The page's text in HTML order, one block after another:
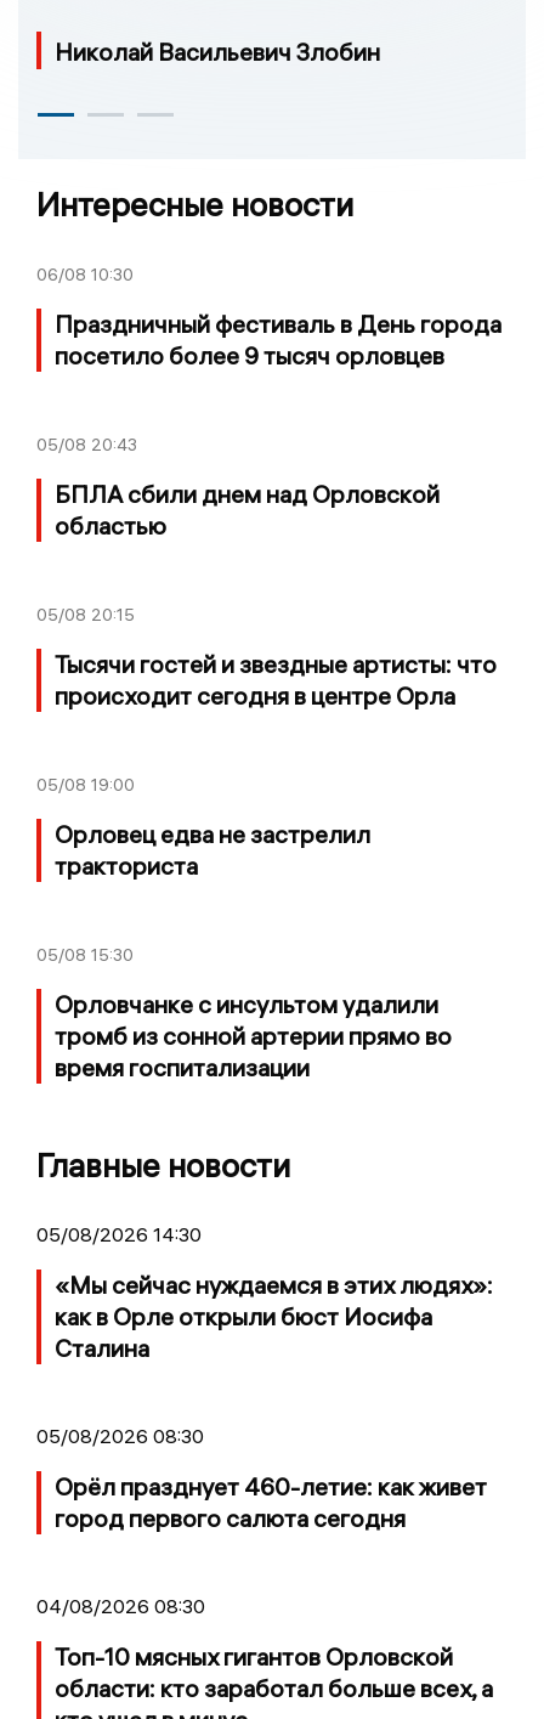
Николай Васильевич Злобин
Интересные новости
06/08 10:30
Праздничный фестиваль в День города
посетило более 9 тысяч орловцев
05/08 20:43
БПЛА сбили днем над Орловской
областью
05/08 20:15
Тысячи гостей и звездные артисты: что
происходит сегодня в центре Орла
05/08 19:00
Орловец едва не застрелил
тракториста
05/08 15:30
Орловчанке с инсультом удалили
тромб из сонной артерии прямо во
время госпитализации
Главные новости
05/08/2026 14:30
«Мы сейчас нуждаемся в этих людях»:
как в Орле открыли бюст Иосифа
Сталина
05/08/2026 08:30
Орёл празднует 460-летие: как живет
город первого салюта сегодня
04/08/2026 08:30
Топ-10 мясных гигантов Орловской
области: кто заработал больше всех, а